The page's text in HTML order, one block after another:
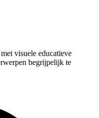
visuele educatieve
begrijpelijk te